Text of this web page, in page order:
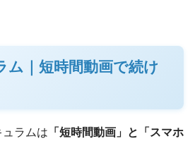
ム｜短時間動画で続け
ラムは 「短時間動画」と「スマホ